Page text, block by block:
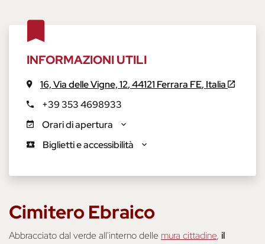
INFORMAZIONI UTILI
16,Via delle Vigne, 12,44121 Ferrara FE, Italia
+39 353 4698933
Orari di apertura
Biglietti e accessibilità
Cimitero Ebraico
Abbracciato dal verde all'interno delle mura cittadine, il